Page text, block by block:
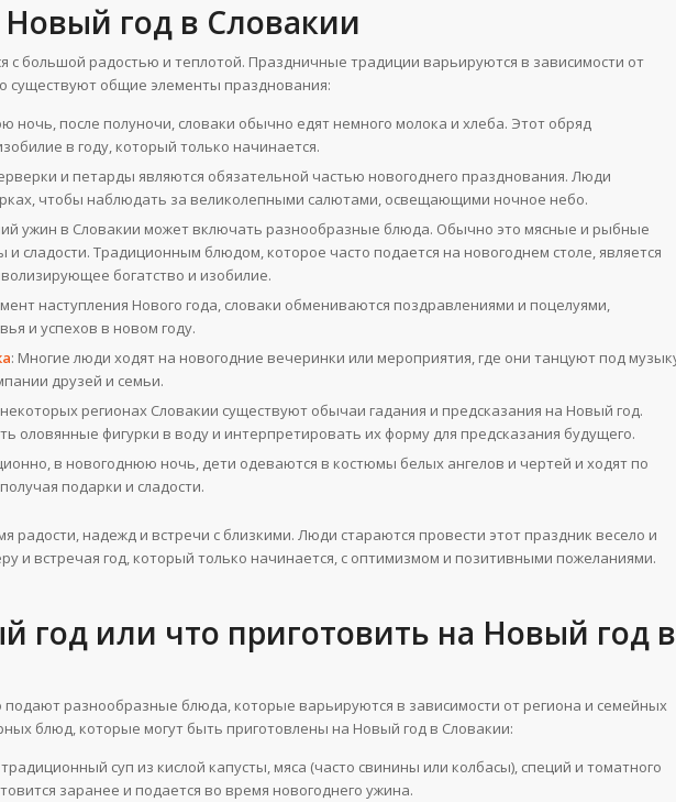
год в Словакии
с большой радостью и теплотой. Праздничные традиции варьируются в зависимости от
существуют общие элементы празднования:
ночь, после полуночи, словаки обычно едят немного молока и хлеба. Этот обряд
в году, который только начинается.
и петарды являются обязательной частью новогоднего празднования. Люди
чтобы наблюдать за великолепными салютами, освещающими ночное небо.
ужин в Словакии может включать разнообразные блюда. Обычно это мясные и рыбные
и сладости. Традиционным блюдом, которое часто подается на новогоднем столе, является
богатство и изобилие.
наступления Нового года, словаки обмениваются поздравлениями и поцелуями,
и успехов в новом году.
: Многие люди ходят на новогодние вечеринки или мероприятия, где они танцуют под
друзей и семьи.
регионах Словакии существуют обычаи гадания и предсказания на Новый год.
оловянные фигурки в воду и интерпретировать их форму для предсказания будущего.
в новогоднюю ночь, дети одеваются в костюмы белых ангелов и чертей и ходят по
подарки и сладости.
радости, надежд и встречи с близкими. Люди стараются провести этот праздник весело и
и встречая год, который только начинается, с оптимизмом и позитивными пожеланиями.
год или что приготовить на Новый год в
разнообразные блюда, которые варьируются в зависимости от региона и семейных
блюд, которые могут быть приготовлены на Новый год в Словакии:
суп из кислой капусты, мяса (часто свинины или колбасы), специй и томатного
заранее и подается во время новогоднего ужина.